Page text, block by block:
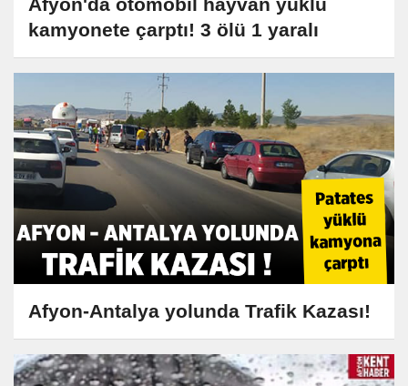
Afyon'da otomobil hayvan yüklü
kamyonete çarptı! 3 ölü 1 yaralı
Afyon-Antalya yolunda Trafik Kazası!